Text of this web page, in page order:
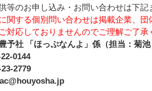
等のお申し込み・お問い合わせは下記
関する個別問い合わせは掲載企業、
対応しておりませんのでご理解ご了承
予社 「ほっぷなんよ」係（担当：菊池
0144
2779